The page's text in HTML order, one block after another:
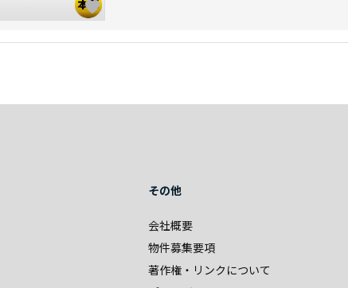
その他
会社概要
物件募集要項
著作権・リンクについて